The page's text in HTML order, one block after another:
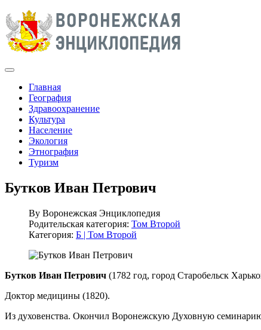
Главная
География
Здравоохранение
Культура
Население
Экология
Этнография
Туризм
Бутков Иван Петрович
By Воронежская Энциклопедия
Родительская категория: Том Второй
Категория: Б | Том Второй
Бутков Иван Петрович (1782 год, город Старобельск
Доктор медицины (1820).
Из духовенства. Окончил Воронежскую Духовную